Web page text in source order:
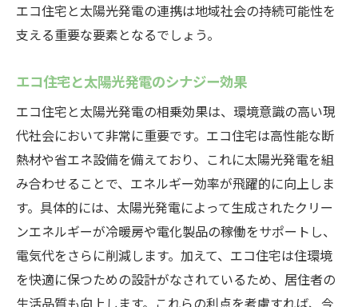
エコ住宅と太陽光発電の連携は地域社会の持続可能性を
支える重要な要素となるでしょう。
エコ住宅と太陽光発電のシナジー効果
エコ住宅と太陽光発電の相乗効果は、環境意識の高い現
代社会において非常に重要です。エコ住宅は高性能な断
熱材や省エネ設備を備えており、これに太陽光発電を組
み合わせることで、エネルギー効率が飛躍的に向上しま
す。具体的には、太陽光発電によって生成されたクリー
ンエネルギーが冷暖房や電化製品の稼働をサポートし、
電気代をさらに削減します。加えて、エコ住宅は住環境
を快適に保つための設計がなされているため、居住者の
生活品質も向上します。これらの利点を考慮すれば、今